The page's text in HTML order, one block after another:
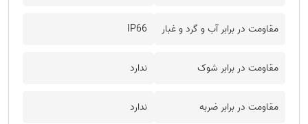
مقاومت در برابر آب و گرد و غبار IP66
مقاومت در برابر شوک ندارد
مقاومت در برابر ضربه ندارد